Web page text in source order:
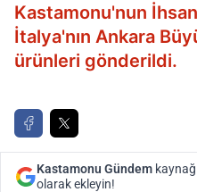
Kastamonu'nun
İtalya'nın Ankara
ürünleri gönderildi.
Kastamonu Gündem
olarak ekleyin!